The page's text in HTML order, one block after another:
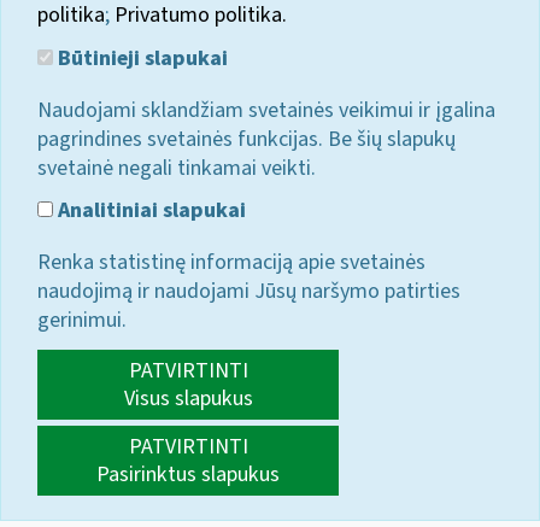
politika; Privatumo politika.
Būtinieji slapukai
Naudojami sklandžiam svetainės veikimui ir įgalina
pagrindines svetainės funkcijas. Be šių slapukų
svetainė negali tinkamai veikti.
Analitiniai slapukai
Renka statistinę informaciją apie svetainės
naudojimą ir naudojami Jūsų naršymo patirties
gerinimui.
PATVIRTINTI
Visus slapukus
PATVIRTINTI
Pasirinktus slapukus